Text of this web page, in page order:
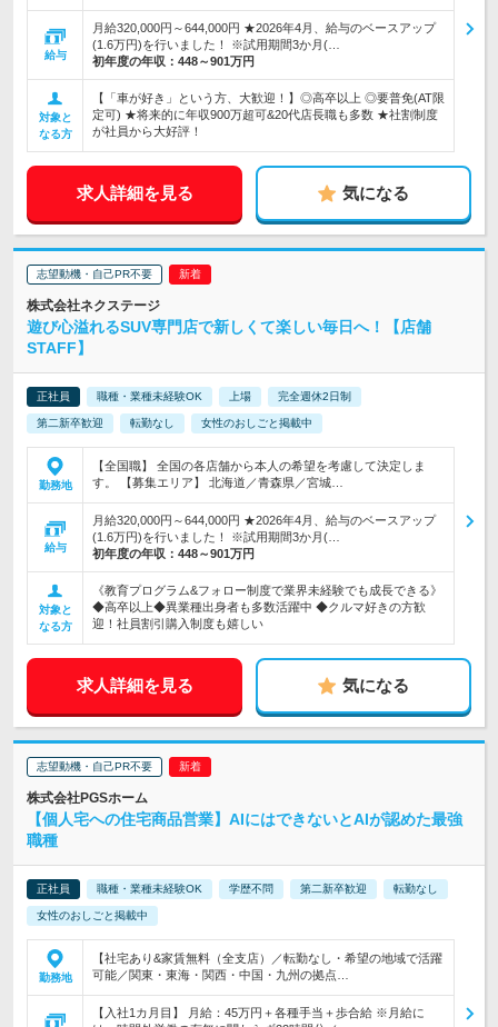
給与
月給320,000円～644,000円 ★2026年4月、給与のベースアップ
(1.6万円)を行いました！ ※試用期間3か月(…
初年度の年収： 448～901万円
対象と
なる方
【「車が好き」という方、大歓迎！】◎高卒以上 ◎要普免(AT限
定可) ★将来的に年収900万超可&20代店長職も多数 ★社割制度
が社員から大好評！
求人詳細を見る 気になる
志望動機・自己PR不要
株式会社ネクステージ
遊び心溢れるSUV専門店で新しくて楽しい毎日へ！【店舗
STAFF】
正社員 職種・業種未経験OK 上場 完全週休2日制
第二新卒歓迎 転勤なし 女性のおしごと掲載中
勤務地
【全国職】 全国の各店舗から本人の希望を考慮して決定しま
す。 【募集エリア】 北海道／青森県／宮城…
給与
月給320,000円～644,000円 ★2026年4月、給与のベースアップ
(1.6万円)を行いました！ ※試用期間3か月(…
初年度の年収： 448～901万円
対象と
なる方
《教育プログラム&フォロー制度で業界未経験でも成長できる》
◆高卒以上◆異業種出身者も多数活躍中 ◆クルマ好きの方歓
迎！社員割引購入制度も嬉しい
求人詳細を見る 気になる
志望動機・自己PR不要
株式会社PGSホーム
【個人宅への住宅商品営業】AIにはできないとAIが認めた最強
職種
正社員 職種・業種未経験OK 学歴不問 第二新卒歓迎 転勤なし
女性のおしごと掲載中
勤務地
【社宅あり&家賃無料（全支店）／転勤なし・希望の地域で活躍
可能／関東・東海・関西・中国・九州の拠点…
【入社1カ月目】 月給：45万円＋各種手当＋歩合給 ※月給に